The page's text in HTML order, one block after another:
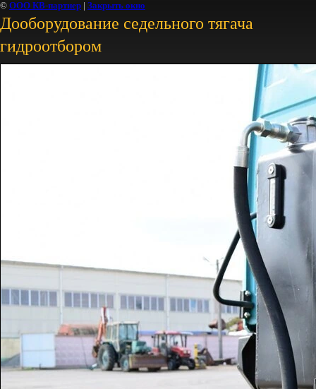
© ООО КВ-партнер | Закрыть окно
Дооборудование седельного тягача
гидроотбором